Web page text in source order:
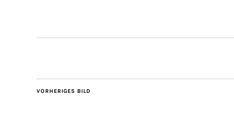
VORHERIGES BILD